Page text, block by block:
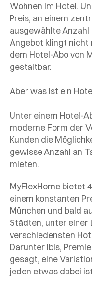
Wohnen im Hotel.
Preis, an einem
ausgewählte Anzahl
Angebot klingt nicht
dem Hotel-Abo von
gestaltbar.
Aber was ist ein
Unter einem Hotel-
moderne Form der
Kunden die
gewisse Anzahl an
mieten.
MyFlexHome bietet
einem konstanten
München und bald
Städten, unter einer
verschiedensten
Darunter Ibis,
gesagt, eine
jeden etwas dabei